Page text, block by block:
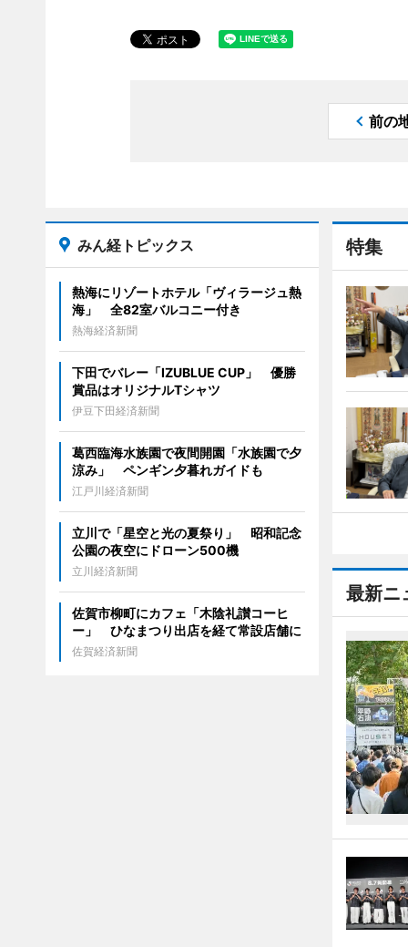
前の
特集
最新ニ
みん経トピックス
熱海にリゾートホテル「ヴィラージュ熱
海」 全82室バルコニー付き
熱海経済新聞
下田でバレー「IZUBLUE CUP」 優勝
賞品はオリジナルTシャツ
伊豆下田経済新聞
葛西臨海水族園で夜間開園「水族園で夕
涼み」 ペンギン夕暮れガイドも
江戸川経済新聞
立川で「星空と光の夏祭り」 昭和記念
公園の夜空にドローン500機
立川経済新聞
佐賀市柳町にカフェ「木陰礼讃コーヒ
ー」 ひなまつり出店を経て常設店舗に
佐賀経済新聞